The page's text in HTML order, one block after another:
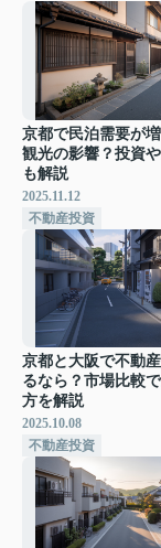
京都で民泊需要が
観光の影響？投資
も解説
2025.11.12
不動産投資
京都と大阪で不動
るなら？市場比較
方を解説
2025.10.08
不動産投資